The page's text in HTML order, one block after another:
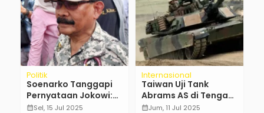
Politik
Soenarko Tanggapi
Pernyataan Jokowi:
Bukan Kepentingan
calendar_monthSel, 15 Jul 2025
Internasional
Taiwan Uji Tank
Abrams AS di Tengah
Ketegangan dengan
calendar_monthJum, 11 Jul 2025